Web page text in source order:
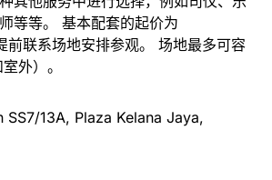
等等。 基本配套的起价为
前联系场地安排参观。 场地最多可容
外）。
SS7/13A, Plaza Kelana Jaya,